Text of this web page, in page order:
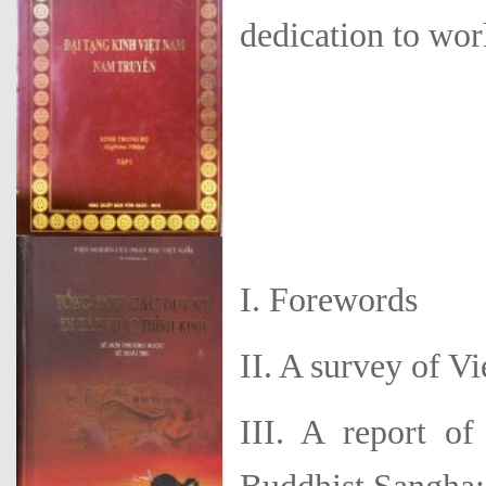
dedication to
I. Forewords
II. A survey of
III. A report of